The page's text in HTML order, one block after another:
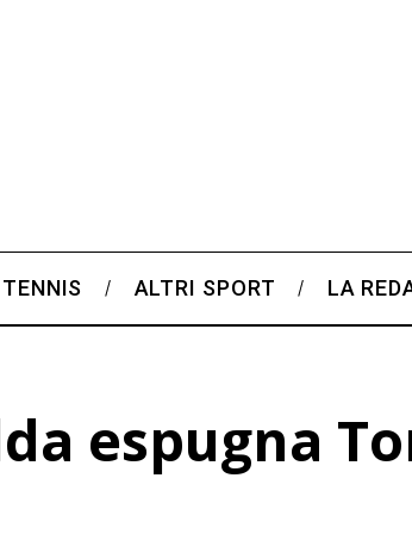
TENNIS ALTRI SPORT LA
espugna